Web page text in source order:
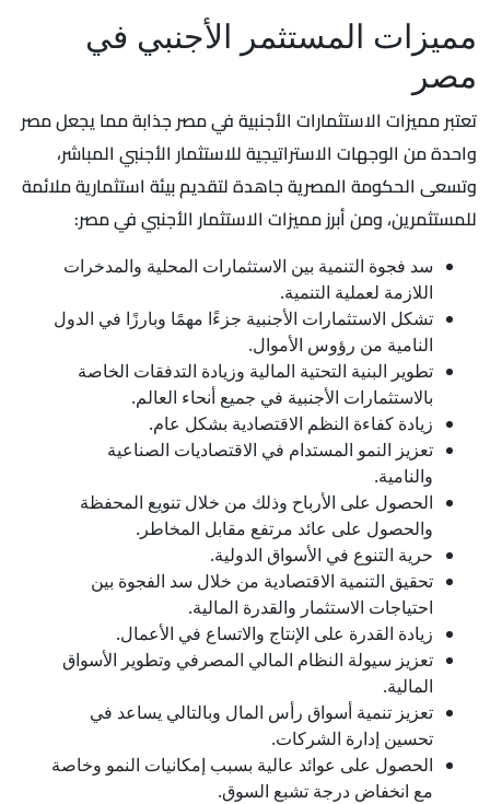
مميزات المستثمر الأجنبي في
مصر
تعتبر مميزات الاستثمارات الأجنبية في مصر جذابة مما يجعل مصر
واحدة من الوجهات الاستراتيجية للاستثمار الأجنبي المباشر،
وتسعى الحكومة المصرية جاهدة لتقديم بيئة استثمارية ملائمة
للمستثمرين، ومن أبرز مميزات الاستثمار الأجنبي في مصر:
سد فجوة التنمية بين الاستثمارات المحلية والمدخرات
اللازمة لعملية التنمية.
تشكل الاستثمارات الأجنبية جزءًا مهمًا وبارزًا في الدول
النامية من رؤوس الأموال.
تطوير البنية التحتية المالية وزيادة التدفقات الخاصة
بالاستثمارات الأجنبية في جميع أنحاء العالم.
زيادة كفاءة النظم الاقتصادية بشكل عام.
تعزيز النمو المستدام في الاقتصاديات الصناعية
والنامية.
الحصول على الأرباح وذلك من خلال تنويع المحفظة
والحصول على عائد مرتفع مقابل المخاطر.
حرية التنوع في الأسواق الدولية.
تحقيق التنمية الاقتصادية من خلال سد الفجوة بين
احتياجات الاستثمار والقدرة المالية.
زيادة القدرة على الإنتاج والاتساع في الأعمال.
تعزيز سيولة النظام المالي المصرفي وتطوير الأسواق
المالية.
تعزيز تنمية أسواق رأس المال وبالتالي يساعد في
تحسين إدارة الشركات.
الحصول على عوائد عالية بسبب إمكانيات النمو وخاصة
مع انخفاض درجة تشبع السوق.